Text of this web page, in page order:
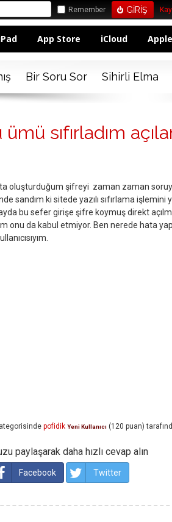
Remember
App Store iCloud
Bir Soru Sor Sihirli Elma
sıfırladım
oluşturduğum şifreyi zaman zaman
sandım ki sitede yazılı sıfırlama işlemini
bu sefer girişe şifre koymuş direkt
onu da kabul etmiyor. Ben nerede hata
pofidik Yeni Kullanıcı (120 puan)
paylaşarak daha hızlı cevap alın
Facebook Twitter